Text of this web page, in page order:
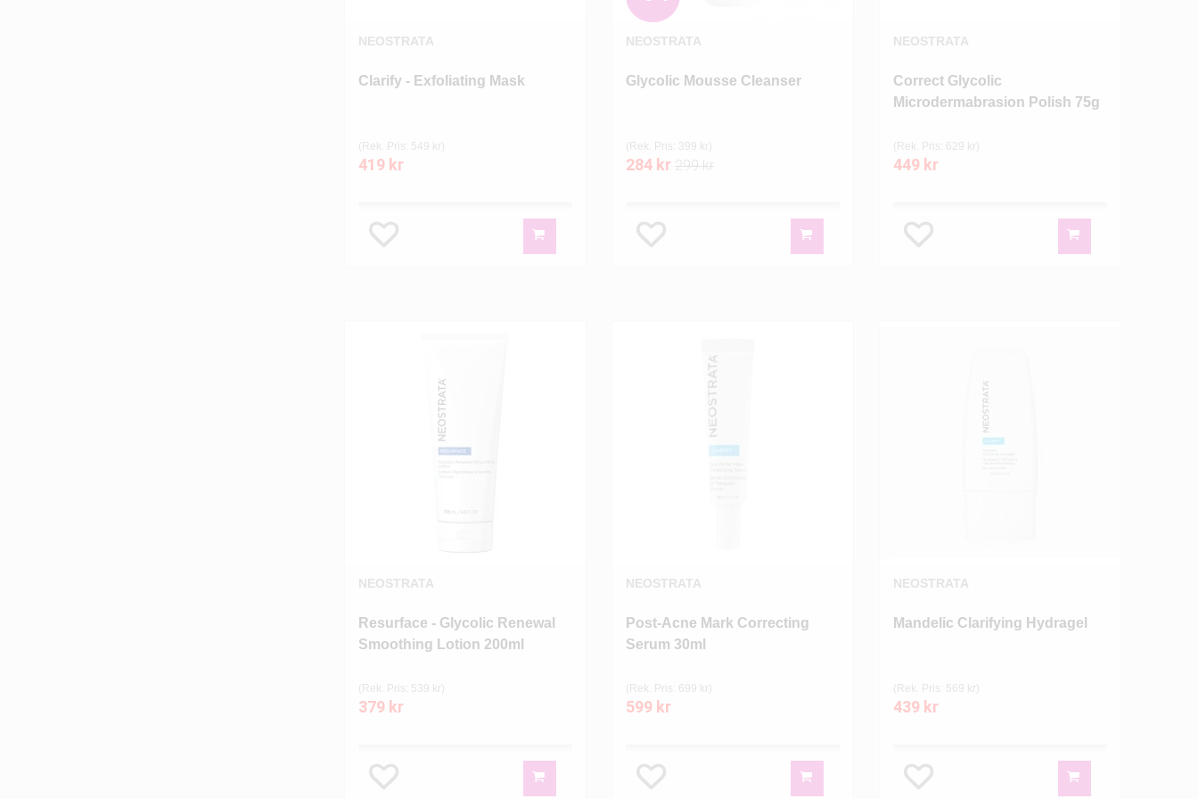
NEOSTRATA
Clarify - Exfoliating Mask
(Rek. Pris: 549 kr)
419 kr
NEOSTRATA
Glycolic Mousse Cleanser
(Rek. Pris: 399 kr)
284 kr 299 kr
NEOSTRATA
Correct Glycolic
Microdermabrasion Polish 75g
(Rek. Pris: 629 kr)
449 kr
NEOSTRATA
Resurface - Glycolic Renewal
Smoothing Lotion 200ml
(Rek. Pris: 539 kr)
379 kr
NEOSTRATA
Post-Acne Mark Correcting
Serum 30ml
(Rek. Pris: 699 kr)
599 kr
NEOSTRATA
Mandelic Clarifying Hydragel
(Rek. Pris: 569 kr)
439 kr